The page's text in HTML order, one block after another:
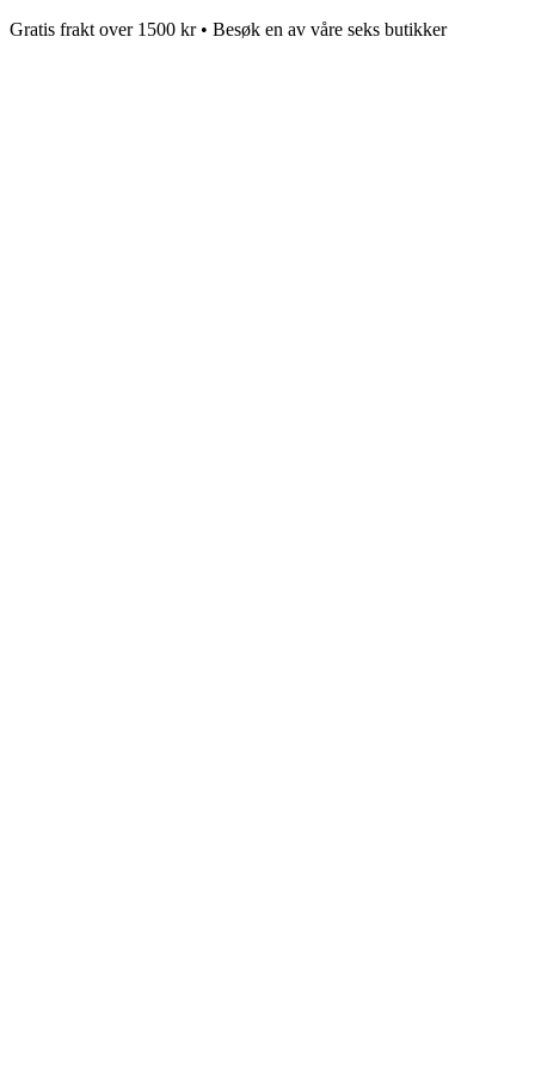
Gratis frakt over 1500 kr • Besøk en av våre seks butikker